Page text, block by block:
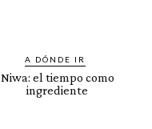
A DÓNDE IR
Niwa: el tiempo como
ingrediente